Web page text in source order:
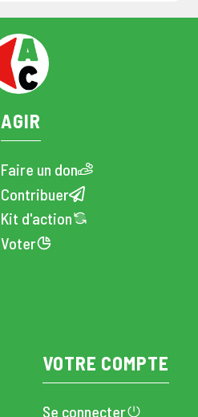
AGIR
Faire un don
Contribuer
Kit d'action
Voter
VOTRE COMPTE
Se connecter